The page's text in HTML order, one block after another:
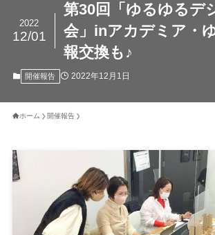
第30回「ゆるゆるデ
会」inアカデミア・
報交換も♪
2022
12/01
開催報告 2022年12月1日
ホーム 開催報告